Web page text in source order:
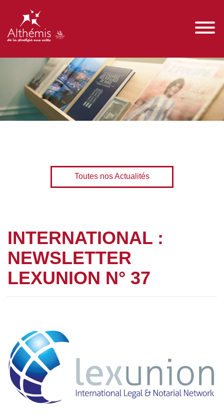
Toutes nos Actualités
INTERNATIONAL :
NEWSLETTER
LEXUNION N° 37